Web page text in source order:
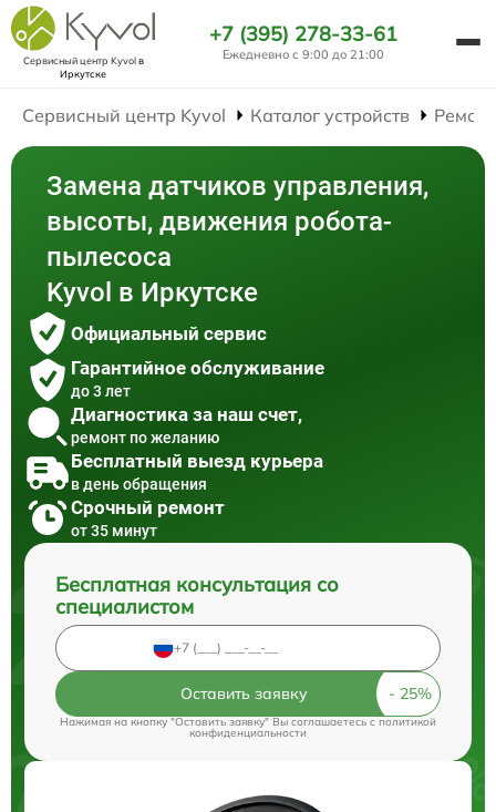
Сервисный центр Kyvolв
Иркутске
+7 (395) 278-33-61
Ежедневно с 9:00 до 21:00
Сервисный центр Kyvol Каталог устройств
Замена датчиков управления,
высоты, движения робота-
пылесоса
Kyvol в Иркутске
Официальный сервис
Гарантийное обслуживание
до 3 лет
Диагностика за наш счет,
ремонт по желанию
Бесплатный выезд курьера
в день обращения
Срочный ремонт
от 35 минут
Бесплатная консультация со
специалистом
Оставить заявку
Нажимая на кнопку "Оставить заявку" Вы соглашаетесь cполитикой
конфиденциальности